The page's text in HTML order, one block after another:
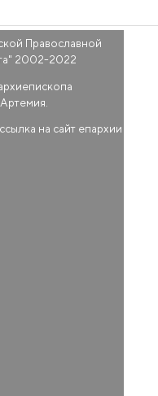
Православной
" 2002-2022
на сайт епархии